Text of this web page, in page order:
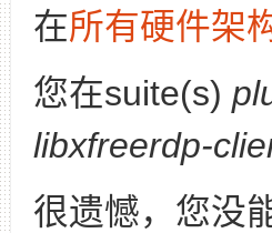
在所有硬件架
您在suite(s)
libxfreerdp-
很遗憾，您没